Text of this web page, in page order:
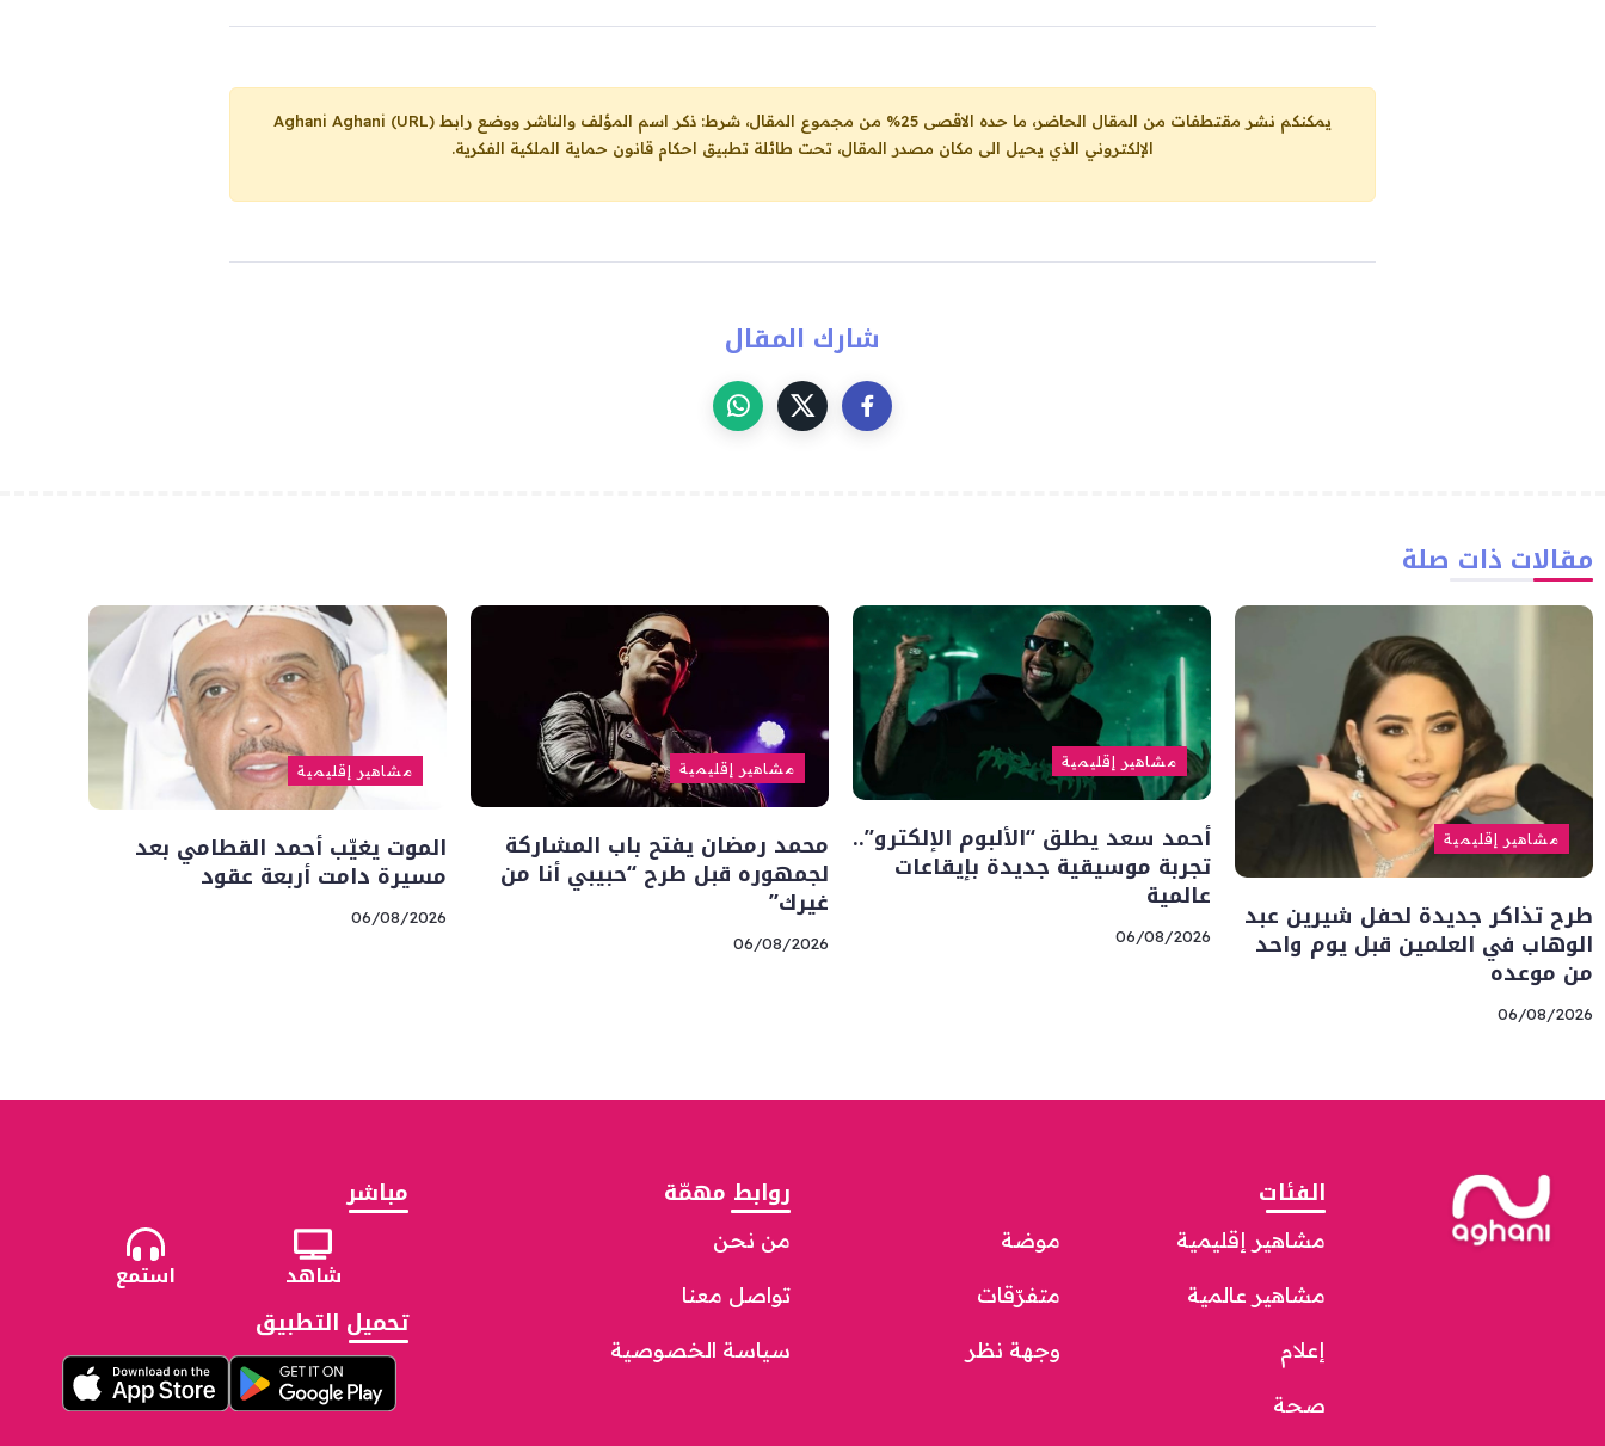
يمكنكم نشر مقتطفات من المقال الحاضر، ما حده الاقصى 25% من مجموع المقال، شرط: ذكر اسم المؤلف والناشر ووضع رابط
Aghani Aghani (URL)
الإلكتروني الذي يحيل الى مكان مصدر المقال، تحت طائلة تطبيق احكام قانون حماية الملكية الفكرية.
شارك المقال
مقالات ذات صلة
مشاهير إقليمية
طرح تذاكر جديدة لحفل شيرين عبد
الوهاب في العلمين قبل يوم واحد
من موعده
06/08/2026
مشاهير إقليمية
أحمد سعد يطلق “الألبوم الإلكترو”..
تجربة موسيقية جديدة بإيقاعات
عالمية
06/08/2026
مشاهير إقليمية
محمد رمضان يفتح باب المشاركة
لجمهوره قبل طرح “حبيبي أنا من
غيرك”
06/08/2026
مشاهير إقليمية
الموت يغيّب أحمد القطامي بعد
مسيرة دامت أربعة عقود
06/08/2026
الفئات
مشاهير إقليمية
مشاهير عالمية
إعلام
صحة
موضة
متفرّقات
وجهة نظر
روابط مهمّة
من نحن
تواصل معنا
سياسة الخصوصية
مباشر
شاهد استمع
تحميل التطبيق